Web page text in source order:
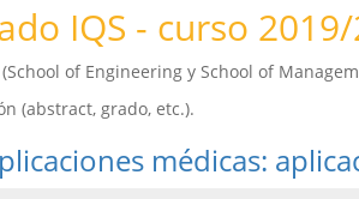
IQS - curso
of Engineering y School of
(abstract, grado, etc.).
médicas: